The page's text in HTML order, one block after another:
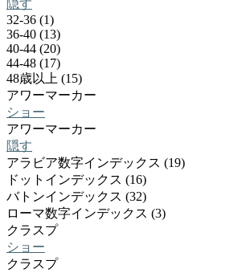
隠す
32-36 (1)
36-40 (13)
40-44 (20)
44-48 (17)
48歳以上 (15)
アワーマーカー
ショー
アワーマーカー
隠す
アラビア数字インデックス (19)
ドットインデックス (16)
バトンインデックス (32)
ローマ数字インデックス (3)
クラスプ
ショー
クラスプ